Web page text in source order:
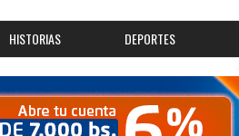
HISTORIAS DEPORTES